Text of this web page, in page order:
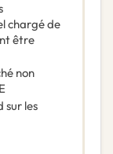
chargé de
être
non
sur les